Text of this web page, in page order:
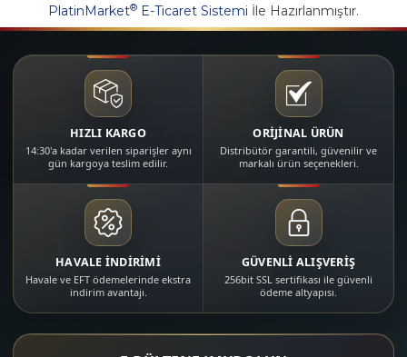
PlatinMarket® E-Ticaret Sistemi İle Hazırlanmıştır.
HIZLI KARGO
14:30'a kadar verilen siparişler aynı
gün kargoya teslim edilir.
ORİJİNAL ÜRÜN
Distribütör garantili, güvenilir ve
markalı ürün seçenekleri.
HAVALE İNDİRİMİ
Havale ve EFT ödemelerinde ekstra
indirim avantajı.
GÜVENLİ ALIŞVERİŞ
256bit SSL sertifikası ile güvenli
ödeme altyapısı.